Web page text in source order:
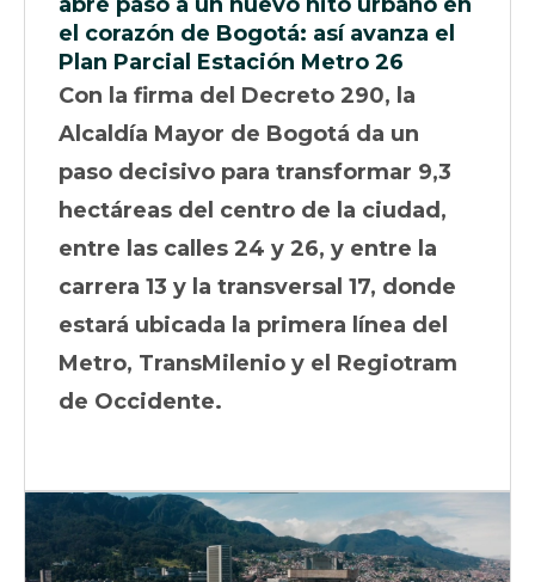
el corazón de Bogotá: así avanza el
Plan Parcial Estación Metro 26
Con la firma del Decreto 290, la
Alcaldía Mayor de Bogotá da un
paso decisivo para transformar 9,3
hectáreas del centro de la ciudad,
entre las calles 24 y 26, y entre la
carrera 13 y la transversal 17, donde
estará ubicada la primera línea del
Metro, TransMilenio y el Regiotram
de Occidente.